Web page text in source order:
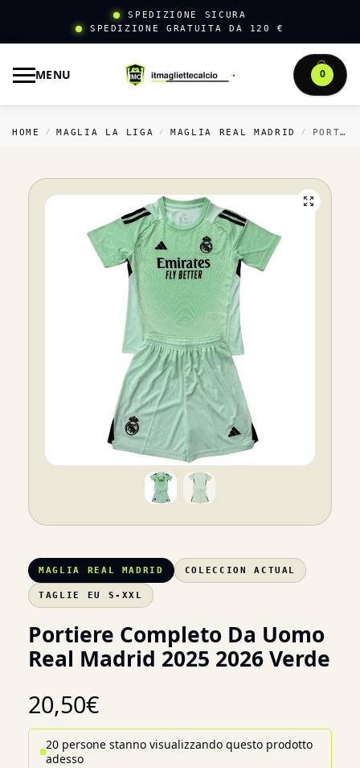
SPEDIZIONE SICURA
SPEDIZIONE GRATUITA DA 120 €
MENU 0
HOME / MAGLIA LA LIGA / MAGLIA REAL MADRID / PORTIERE COMPLETO DA UOMO REAL MADRID 2025 2026 VERDE
MAGLIA REAL MADRID COLECCION ACTUAL
TAGLIE EU S-XXL
Portiere Completo Da Uomo
Real Madrid 2025 2026 Verde
20,50€
20 persone stanno visualizzando questo prodotto
adesso